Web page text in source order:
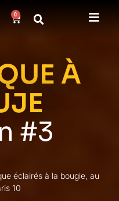
0
À
#3
éclairés à la bougie, au
10